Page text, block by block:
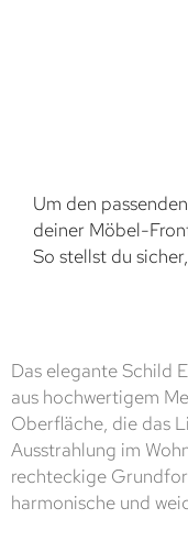
Um den passenden
deiner Möbel-
So stellst du
Das elegante Schild
aus hochwertigem
Oberfläche, die das
Ausstrahlung im
rechteckige
harmonische und